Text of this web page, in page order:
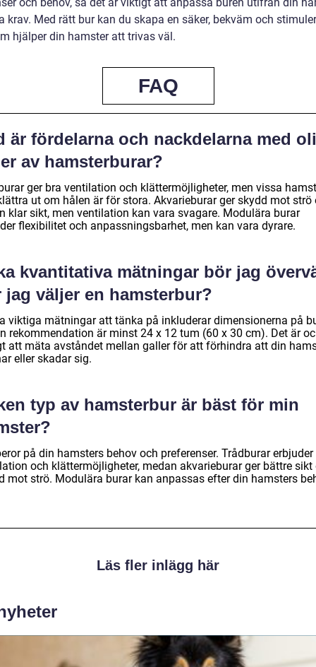
krav. Med rätt bur kan du skapa en säker, bekväm och
hjälper din hamster att trivas väl.
FAQ
är fördelarna och nackdelarna med
av hamsterburar?
ger bra ventilation och klättermöjligheter, men vissa
ut om hålen är för stora. Akvarieburar ger skydd mot strö
klar sikt, men ventilation kan vara svagare. Modulära burar
flexibilitet och anpassningsbarhet, men kan vara dyrare.
kvantitativa mätningar bör jag
jag väljer en hamsterbur?
viktiga mätningar att tänka på inkluderar dimensionerna på
rekommendation är minst 24 x 12 tum (60 x 30 cm). Det är
att mäta avståndet mellan galler för att förhindra att din
eller skadar sig.
typ av hamsterbur är bäst för min
på din hamsters behov och preferenser. Trådburar erbjuder
och klättermöjligheter, medan akvarieburar ger bättre sikt
mot strö. Modulära burar kan anpassas efter din hamsters
Läs fler inlägg här